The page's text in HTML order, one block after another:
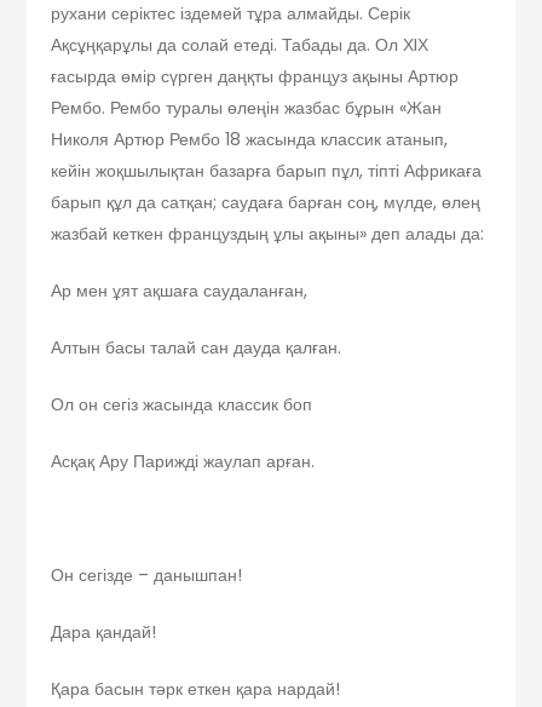
рухани серіктес іздемей тұра алмайды. Серік
Ақсұңқарұлы да солай етеді. Табады да. Ол ХIХ
ғасырда өмір сүрген даңқты француз ақыны Артюр
Рембо. Рембо туралы өлеңін жазбас бұрын «Жан
Николя Артюр Рембо 18 жасында классик атанып,
кейін жоқшылықтан базарға барып пұл, тіпті Африкаға
барып құл да сатқан; саудаға барған соң, мүлде, өлең
жазбай кеткен француздың ұлы ақыны» деп алады да:
Ар мен ұят ақшаға саудаланған,
Алтын басы талай сан дауда қалған.
Ол он сегіз жасында классик боп
Асқақ Ару Парижді жаулап арған.
Он сегізде – данышпан!
Дара қандай!
Қара басын тәрк еткен қара нардай!